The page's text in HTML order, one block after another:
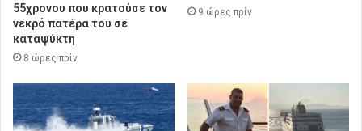
55χρονου που κρατούσε τον
νεκρό πατέρα του σε
καταψύκτη
8 ώρες πρίν
9 ώρες πρίν